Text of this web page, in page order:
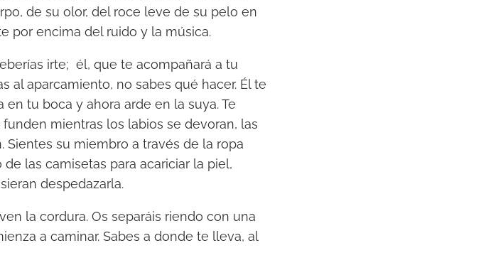
de su olor, del roce leve de su pelo en
por encima del ruido y la música.
irte; él, que te acompañará a tu
al aparcamiento, no sabes qué hacer. Él te
tu boca y ahora arde en la suya. Te
mientras los labios se devoran, las
su miembro a través de la ropa
las camisetas para acariciar la piel,
despedazarla.
la cordura. Os separáis riendo con una
a caminar. Sabes a donde te lleva, al